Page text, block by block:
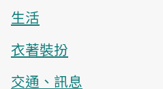
生活
衣著裝扮
交通、訊息